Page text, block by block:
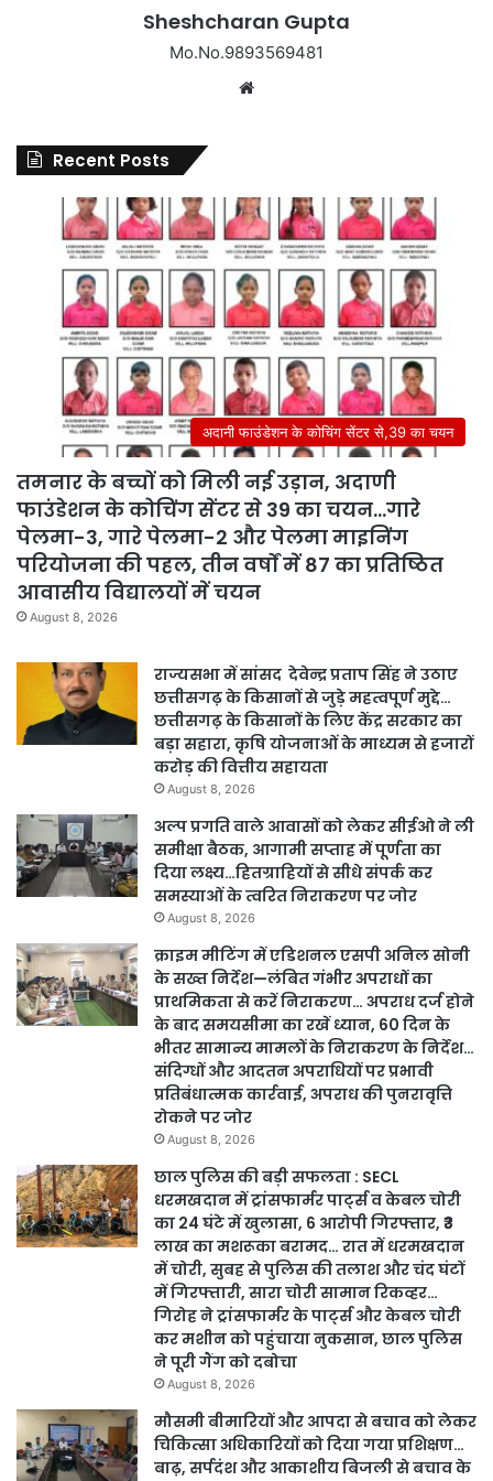
Sheshcharan Gupta
Mo.No.9893569481
Recent Posts
अदानी फाउंडेशन के कोचिंग सेंटर से,39 का चयन
तमनार के बच्चों को मिली नई उड़ान, अदाणी
फाउंडेशन के कोचिंग सेंटर से 39 का चयन…गारे
पेलमा-3, गारे पेलमा-2 और पेलमा माइनिंग
परियोजना की पहल, तीन वर्षों में 87 का प्रतिष्ठित
आवासीय विद्यालयों में चयन
August 8, 2026
राज्यसभा में सांसद देवेन्द्र प्रताप सिंह ने उठाए
छत्तीसगढ़ के किसानों से जुड़े महत्वपूर्ण मुद्दे…
छत्तीसगढ़ के किसानों के लिए केंद्र सरकार का
बड़ा सहारा, कृषि योजनाओं के माध्यम से हजारों
करोड़ की वित्तीय सहायता
August 8, 2026
अल्प प्रगति वाले आवासों को लेकर सीईओ ने ली
समीक्षा बैठक, आगामी सप्ताह में पूर्णता का
दिया लक्ष्य…हितग्राहियों से सीधे संपर्क कर
समस्याओं के त्वरित निराकरण पर जोर
August 8, 2026
क्राइम मीटिंग में एडिशनल एसपी अनिल सोनी
के सख्त निर्देश—लंबित गंभीर अपराधों का
प्राथमिकता से करें निराकरण… अपराध दर्ज होने
के बाद समयसीमा का रखें ध्यान, 60 दिन के
भीतर सामान्य मामलों के निराकरण के निर्देश…
संदिग्धों और आदतन अपराधियों पर प्रभावी
प्रतिबंधात्मक कार्रवाई, अपराध की पुनरावृत्ति
रोकने पर जोर
August 8, 2026
छाल पुलिस की बड़ी सफलता : SECL
धरमखदान में ट्रांसफार्मर पार्ट्स व केबल चोरी
का 24 घंटे में खुलासा, 6 आरोपी गिरफ्तार, ₹3
लाख का मशरूका बरामद… रात में धरमखदान
में चोरी, सुबह से पुलिस की तलाश और चंद घंटों
में गिरफ्तारी, सारा चोरी सामान रिकव्हर…
गिरोह ने ट्रांसफार्मर के पार्ट्स और केबल चोरी
कर मशीन को पहुंचाया नुकसान, छाल पुलिस
ने पूरी गैंग को दबोचा
August 8, 2026
मौसमी बीमारियों और आपदा से बचाव को लेकर
चिकित्सा अधिकारियों को दिया गया प्रशिक्षण…
बाढ़, सर्पदंश और आकाशीय बिजली से बचाव के